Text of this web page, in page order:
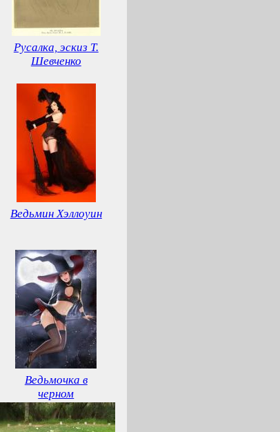
Русалка, эскиз Т.
Шевченко
Ведьмин Хэллоуин
Ведьмочка в
черном